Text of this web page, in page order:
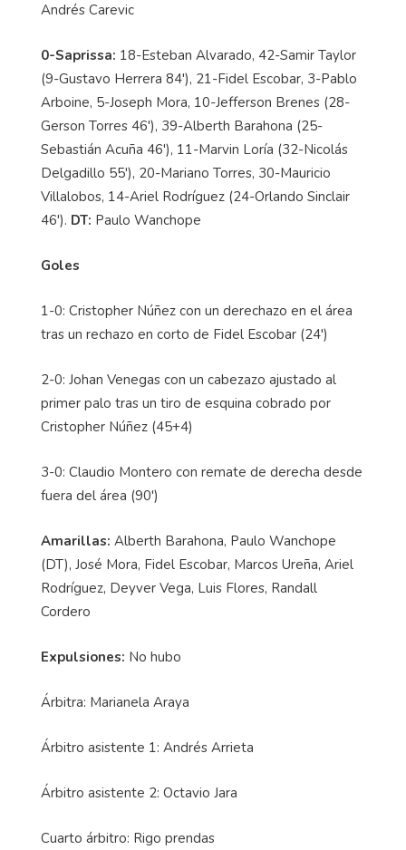
Andrés Carevic
0-Saprissa: 18-Esteban Alvarado, 42-Samir Taylor
(9-Gustavo Herrera 84'), 21-Fidel Escobar, 3-Pablo
Arboine, 5-Joseph Mora, 10-Jefferson Brenes (28-
Gerson Torres 46'), 39-Alberth Barahona (25-
Sebastián Acuña 46'), 11-Marvin Loría (32-Nicolás
Delgadillo 55'), 20-Mariano Torres, 30-Mauricio
Villalobos, 14-Ariel Rodríguez (24-Orlando Sinclair
46'). DT: Paulo Wanchope
Goles
1-0: Cristopher Núñez con un derechazo en el área
tras un rechazo en corto de Fidel Escobar (24')
2-0: Johan Venegas con un cabezazo ajustado al
primer palo tras un tiro de esquina cobrado por
Cristopher Núñez (45+4)
3-0: Claudio Montero con remate de derecha desde
fuera del área (90')
Amarillas: Alberth Barahona, Paulo Wanchope
(DT), José Mora, Fidel Escobar, Marcos Ureña, Ariel
Rodríguez, Deyver Vega, Luis Flores, Randall
Cordero
Expulsiones: No hubo
Árbitra: Marianela Araya
Árbitro asistente 1: Andrés Arrieta
Árbitro asistente 2: Octavio Jara
Cuarto árbitro: Rigo prendas